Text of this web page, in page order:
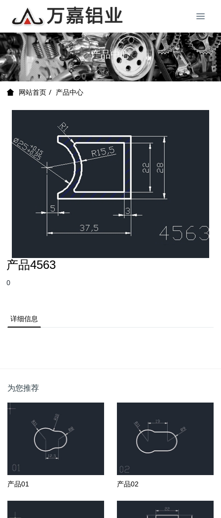
产品中心
网站首页 产品中心
产品4563
0
详细信息
为您推荐
产品01 产品02